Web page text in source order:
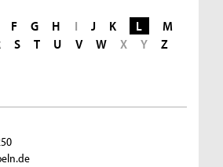
F G H I J K L
M
S T U V W X Y
Z